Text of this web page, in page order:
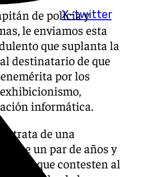
X-twitter
de policía y
le enviamos esta
que suplanta la
destinatario de que
por los
exhibicionismo,
informática.
trata de una
hace un par de años y
para que contesten al